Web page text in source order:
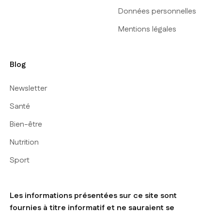
Données personnelles
Mentions légales
Blog
Newsletter
Santé
Bien-être
Nutrition
Sport
Les informations présentées sur ce site sont
fournies à titre informatif et ne sauraient se